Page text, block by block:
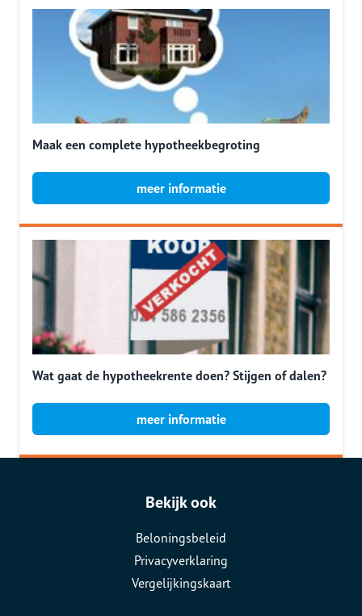
Maak een complete hypotheekbegroting
meer informatie
Wat gaat de hypotheekrente doen? Stijgen of dalen?
meer informatie
Bekijk ook
Beloningsbeleid
Privacyverklaring
Vergelijkingskaart